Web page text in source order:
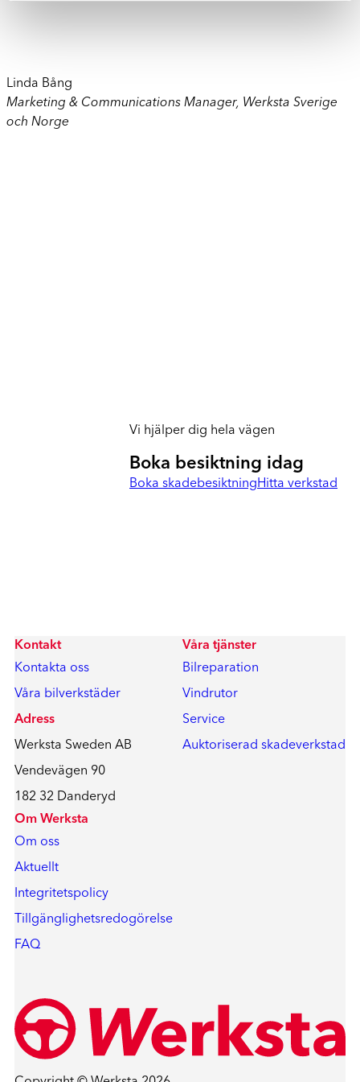
Linda Bång
Marketing & Communications Manager, Werksta Sverige
och Norge
Vi hjälper dig hela vägen
Boka besiktning idag
Boka skadebesiktningHitta verkstad
Kontakt
Kontakta oss
Våra bilverkstäder
Adress
Werksta Sweden AB
Vendevägen 90
182 32 Danderyd
Våra tjänster
Bilreparation
Vindrutor
Service
Auktoriserad skadeverkstad
Om Werksta
Om oss
Aktuellt
Integritetspolicy
Tillgänglighetsredogörelse
FAQ